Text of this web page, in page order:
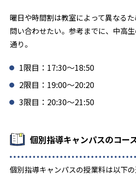
曜日や時間割は教室によって異なる
問い合わせたい。参考までに、中高
通り。
1限目：17:30〜18:50
2限目：19:00〜20:20
3限目：20:30〜21:50
個別指導キャンパスのコー
個別指導キャンパスの授業料は以下の